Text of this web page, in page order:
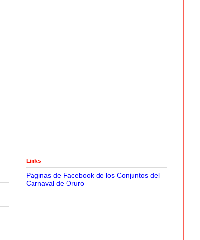
Links
Paginas de Facebook de los Conjuntos del
Carnaval de Oruro